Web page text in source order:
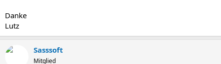
Danke
Lutz
Sasssoft
Mitglied